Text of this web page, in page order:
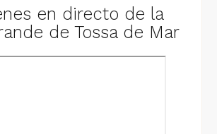
en directo de la
de Tossa de Mar